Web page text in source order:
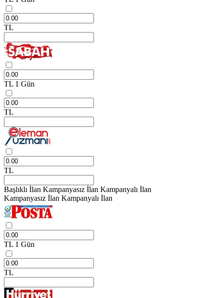
TL
TL 1 Gün
TL
TL
Başlıklı İlan Kampanyasız İlan Kampanyalı İlan
Kampanyasız İlan Kampanyalı İlan
TL 1 Gün
TL